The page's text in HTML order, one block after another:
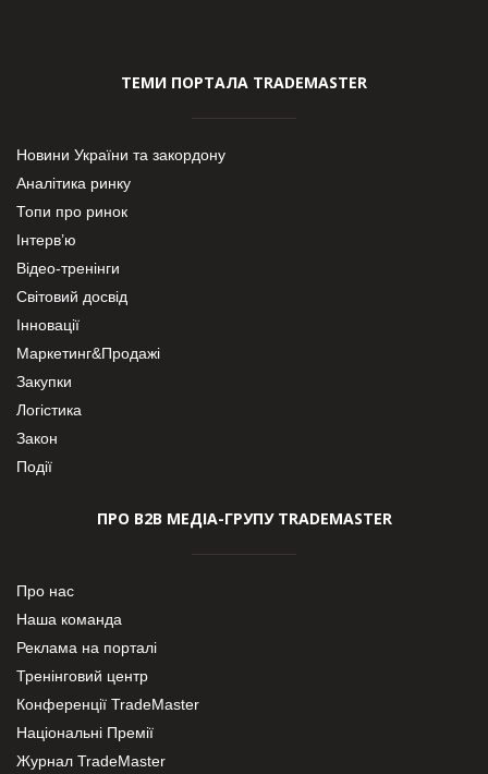
ТЕМИ ПОРТАЛА TRADEMASTER
Новини України та закордону
Аналітика ринку
Топи про ринок
Інтерв’ю
Відео-тренінги
Світовий досвід
Інновації
Маркетинг&Продажі
Закупки
Логістика
Закон
Події
ПРО В2В МЕДІА-ГРУПУ TRADEMASTER
Про нас
Наша команда
Реклама на порталі
Тренінговий центр
Конференції TradeMaster
Національні Премії
Журнал TradeMaster